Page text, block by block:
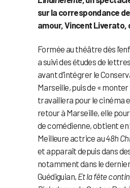
sur la correspondance
amour, Vincent Liverato,
Formée au théâtre dès
a suivi des études de
avant d’intégrer le
Marseille, puis de « monter
travaillera pour le cinéma
retour à Marseille, elle
de comédienne, obtient en
Meilleure actrice au48h
et apparaît depuis dans
notamment dans le
Guédiguian, Et la fête